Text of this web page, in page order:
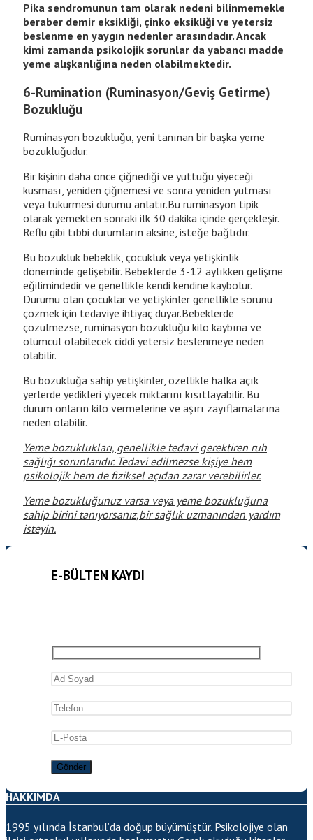
Pika sendromunun tam olarak nedeni bilinmemekle
beraber demir eksikliği, çinko eksikliği ve yetersiz
beslenme en yaygın nedenler arasındadır. Ancak
kimi zamanda psikolojik sorunlar da yabancı madde
yeme alışkanlığına neden olabilmektedir.
6-Rumination (Ruminasyon/Geviş Getirme)
Bozukluğu
Ruminasyon bozukluğu, yeni tanınan bir başka yeme
bozukluğudur.
Bir kişinin daha önce çiğnediği ve yuttuğu yiyeceği
kusması, yeniden çiğnemesi ve sonra yeniden yutması
veya tükürmesi durumu anlatır.Bu ruminasyon tipik
olarak yemekten sonraki ilk 30 dakika içinde gerçekleşir.
Reflü gibi tıbbi durumların aksine, isteğe bağlıdır.
Bu bozukluk bebeklik, çocukluk veya yetişkinlik
döneminde gelişebilir. Bebeklerde 3-12 aylıkken gelişme
eğilimindedir ve genellikle kendi kendine kaybolur.
Durumu olan çocuklar ve yetişkinler genellikle sorunu
çözmek için tedaviye ihtiyaç duyar.Bebeklerde
çözülmezse, ruminasyon bozukluğu kilo kaybına ve
ölümcül olabilecek ciddi yetersiz beslenmeye neden
olabilir.
Bu bozukluğa sahip yetişkinler, özellikle halka açık
yerlerde yedikleri yiyecek miktarını kısıtlayabilir. Bu
durum onların kilo vermelerine ve aşırı zayıflamalarına
neden olabilir.
Yeme bozuklukları, genellikle tedavi gerektiren ruh
sağlığı sorunlarıdır. Tedavi edilmezse kişiye hem
psikolojik hem de fiziksel açıdan zarar verebilirler.
Yeme bozukluğunuz varsa veya yeme bozukluğuna
sahip birini tanıyorsanız,bir sağlık uzmanından yardım
isteyin.
E-BÜLTEN KAYDI
HAKKIMDA
1995 yılında İstanbul’da doğup büyümüştür. Psikolojiye olan